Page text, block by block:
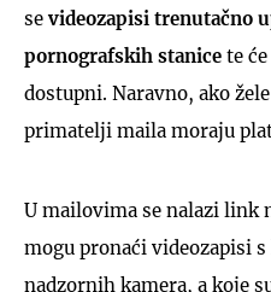
sevideozapisi trenutačno
pornografskih stanice te
dostupni. Naravno, ako
primatelji maila moraju
U mailovima se nalazi link
mogu pronaći videozapisi
nadzornih kamera, a koje